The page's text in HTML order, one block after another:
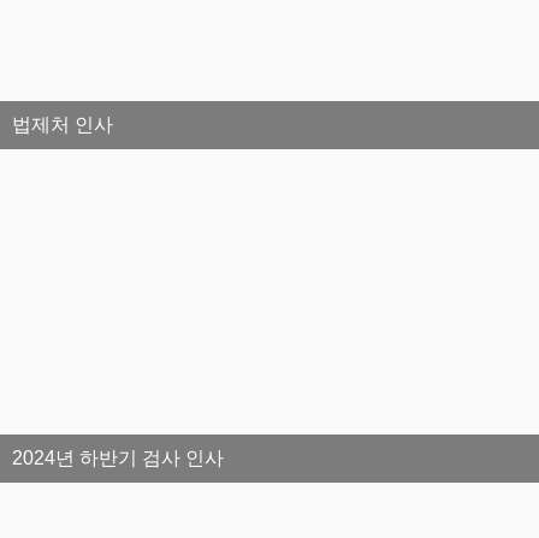
법제처 인사
2024년 하반기 검사 인사